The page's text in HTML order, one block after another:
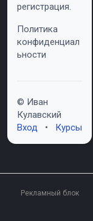
регистрация.
Политика
конфиденциал
ьности
© Иван
Кулавский
Вход
• Курсы
Рекламный блок